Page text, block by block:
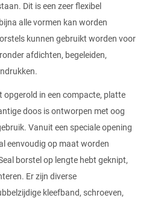
Dit is een zeer flexibel
alle vormen kan worden
kunnen gebruikt worden voor
afdichten, begeleiden,
opgerold in een compacte, platte
doos is ontworpen met oog
Vanuit een speciale opening
eenvoudig op maat worden
borstel op lengte hebt geknipt,
Er zijn diverse
kleefband, schroeven,